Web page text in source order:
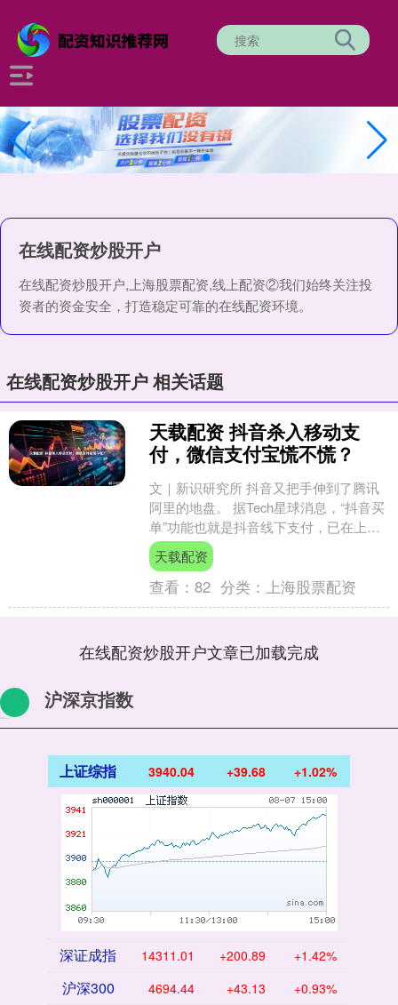
在线配资炒股开户
在线配资炒股开户,上海股票配资,线上配资②我们始终关注投
资者的资金安全，打造稳定可靠的在线配资环境。
在线配资炒股开户 相关话题
天载配资 抖音杀入移动支
付，微信支付宝慌不慌？
文｜新识研究所 抖音又把手伸到了腾讯
阿里的地盘。 据Tech星球消息，“抖音买
单”功能也就是抖音线下支付，已在上
海、深圳、杭州等一线城市开启试点。
用户在门店消费....
天载配资
查看：82 分类： 上海股票配资
在线配资炒股开户文章已加载完成
沪深京指数
上证综指 3940.04 +39.68 +1.02%
深证成指 14311.01 +200.89 +1.42%
沪深300 4694.44 +43.13 +0.93%